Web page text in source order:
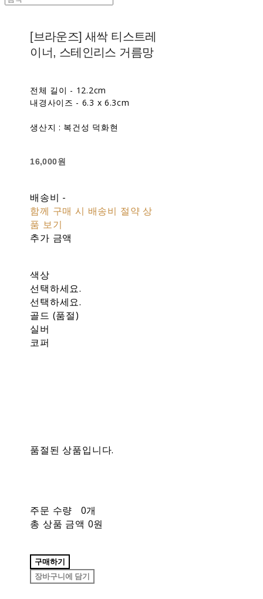
[브라운즈] 새싹 티스트레
이너, 스테인리스 거름망
전체 길이 - 12.2cm
내경사이즈 - 6.3 x 6.3cm
생산지 : 복건성 덕화현
16,000원
배송비 -
함께 구매 시 배송비 절약 상
품 보기
추가 금액
색상
선택하세요.
선택하세요.
골드 (품절)
실버
코퍼
품절된 상품입니다.
주문 수량
0개
총 상품 금액 0원
구매하기
장바구니에 담기